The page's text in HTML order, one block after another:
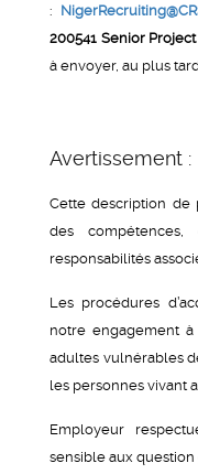
:
200541 Senior
à envoyer, au plus
Avertissement :
Cette description de
des
responsabilités
Les procédures
notre engagement
adultes vulnérables
les personnes vivant
Employeur
sensible aux